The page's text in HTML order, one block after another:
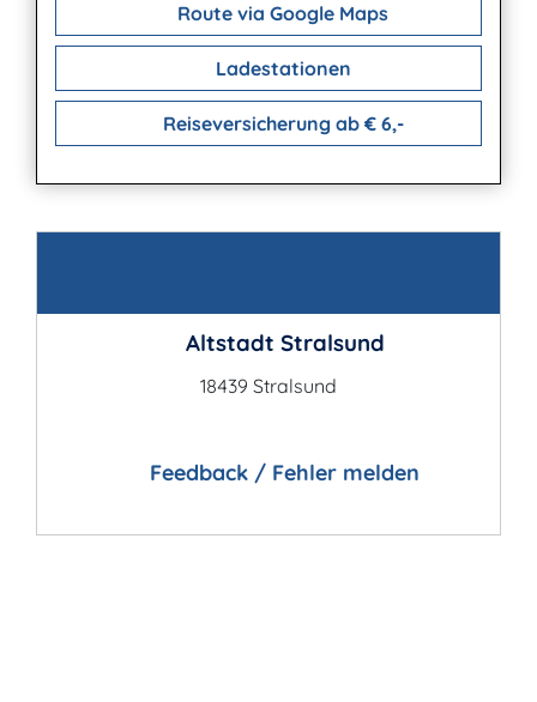
Route via Google Maps
Ladestationen
Reiseversicherung ab € 6,-
Altstadt Stralsund
18439 Stralsund
Feedback / Fehler melden